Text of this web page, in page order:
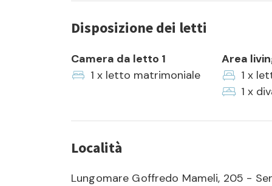
Disposizione dei letti
Camera da letto 1
1 x letto matrimoniale
Area
1 x
1 x
Località
Lungomare Goffredo Mameli, 205 -